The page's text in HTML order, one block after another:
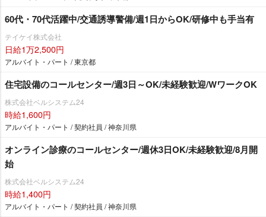
60代・70代活躍中/交通誘導警備/週1日からOK/研修中も手当有
テイケイ株式会社
日給1万2,500円
アルバイト・パート / 東京都
住宅設備のコールセンター/週3日～OK/未経験歓迎/WワークOK
株式会社ベルシステム24
時給1,600円
アルバイト・パート / 契約社員 / 神奈川県
オンライン診療のコールセンター/週休3日OK/未経験歓迎/8月開
始
株式会社ベルシステム24
時給1,400円
アルバイト・パート / 契約社員 / 神奈川県